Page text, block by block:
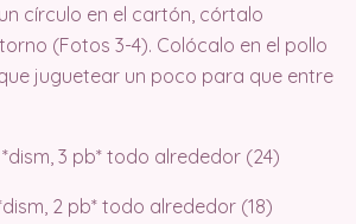
círculo en el cartón, córtalo
(Fotos 3-4). Colócalo en el pollo
juguetear un poco para que entre
3 pb* todo alrededor (24)
2 pb* todo alrededor (18)